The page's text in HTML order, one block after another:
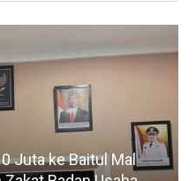
Juta ke Baitul Mal